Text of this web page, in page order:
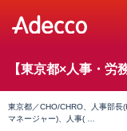
【東京都×人事・労
東京都／CHO/CHRO、人事部長
マネージャー)、人事( …